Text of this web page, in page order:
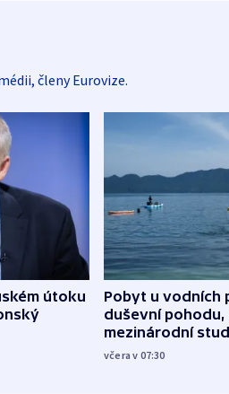
členy Eurovize.
útoku
Pobyt u vodních
duševní pohodu,
mezinárodní
včera v 07:30